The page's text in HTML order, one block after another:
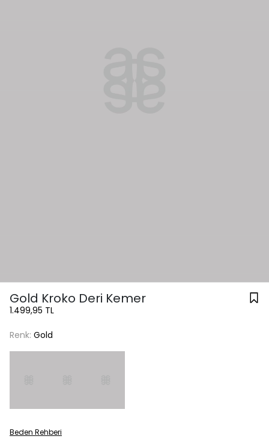
Gold Kroko Deri Kemer
1.499,95 TL
Renk: Gold
Beden Rehberi